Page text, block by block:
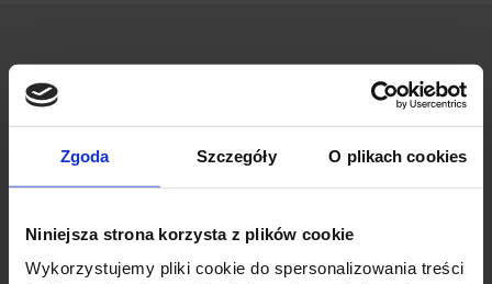
Zgoda Szczegóły O plikach cookies
Niniejsza strona korzysta z plików cookie
Wykorzystujemy pliki cookie do spersonalizowania treści
NIP: 7272736397